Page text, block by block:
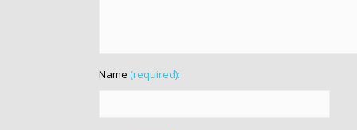
Name (required):